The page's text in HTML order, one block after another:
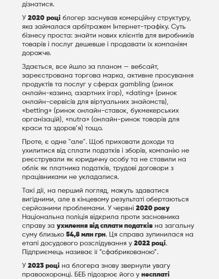
дізнатися.
У 2020 роціблогер заснував комерційну структуру,
яка займалася арбітражем Інтернет-трафіку. Суть
бізнесу проста: знайти нових клієнтів для виробників
товарів і послуг дешевше і продавати їх компаніям
дорожче.
Здається, все йшло за планом — вебсайт,
зареєстрована торгова марка, активне просування
продуктів та послуг у сферах gambling (ринок
онлайн-казино, азартних ігор), «dating» (ринок
онлайн-сервісів для віртуальних знайомств),
«betting» (ринок онлайн-ставок, букмекерських
організацій), «nutra» (онлайн-ринок товарів для
краси та здоров’я) тощо.
Проте, є одне "але". Щоб приховати доходи та
ухилитися від сплати податків і зборів, компанію не
реєстрували як юридичну особу та не ставили на
облік як платника податків, трудові договори з
працівниками не укладалися.
Такі дії, на перший погляд, можуть здаватися
вигідними, але в кінцевому результаті обертаються
серйозними проблемами. У червні 2020 року
Національна поліція відкрила проти засновника
справу за ухилення від сплати податківна загальну
суму близько 54,8 млн грн. Ця справа зупинилася на
етапі досудового розслідування у 2022 році.
Підприємець називає її “сфабрикованою”.
У 2023 роціна блогера знову звернули увагу
правоохоронці. БЕБ підозрює його у несплаті